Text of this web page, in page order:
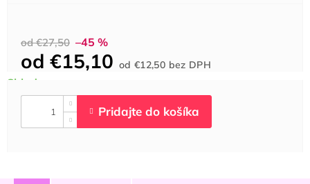
od €27,50 –45 %
od €15,10 od€12,50 bez DPHcena: